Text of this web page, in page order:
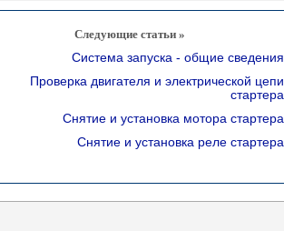
Следующие статьи »
Система запуска - общие сведения
Проверка двигателя и электрической цепи
стартера
Снятие и установка мотора стартера
Снятие и установка реле стартера